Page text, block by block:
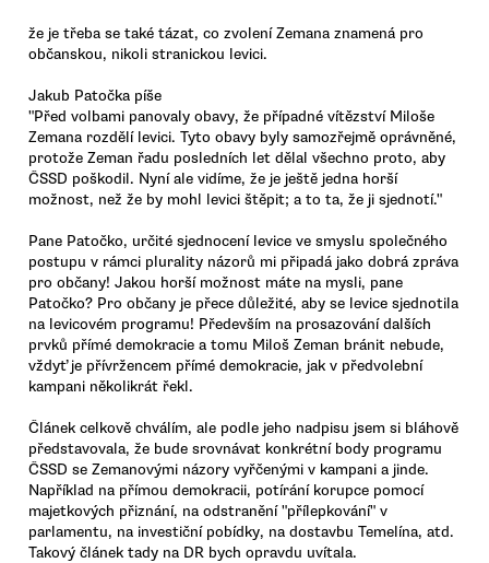
že je třeba se také tázat, co zvolení Zemana znamená pro
občanskou, nikoli stranickou levici.
Jakub Patočka píše
"Před volbami panovaly obavy, že případné vítězství Miloše
Zemana rozdělí levici. Tyto obavy byly samozřejmě oprávněné,
protože Zeman řadu posledních let dělal všechno proto, aby
ČSSD poškodil. Nyní ale vidíme, že je ještě jedna horší
možnost, než že by mohl levici štěpit; a to ta, že ji sjednotí."
Pane Patočko, určité sjednocení levice ve smyslu společného
postupu v rámci plurality názorů mi připadá jako dobrá zpráva
pro občany! Jakou horší možnost máte na mysli, pane
Patočko? Pro občany je přece důležité, aby se levice sjednotila
na levicovém programu! Především na prosazování dalších
prvků přímé demokracie a tomu Miloš Zeman bránit nebude,
vždyť je přívržencem přímé demokracie, jak v předvolební
kampani několikrát řekl.
Článek celkově chválím, ale podle jeho nadpisu jsem si bláhově
představovala, že bude srovnávat konkrétní body programu
ČSSD se Zemanovými názory vyřčenými v kampani a jinde.
Například na přímou demokracii, potírání korupce pomocí
majetkových přiznání, na odstranění "přílepkování" v
parlamentu, na investiční pobídky, na dostavbu Temelína, atd.
Takový článek tady na DR bych opravdu uvítala.